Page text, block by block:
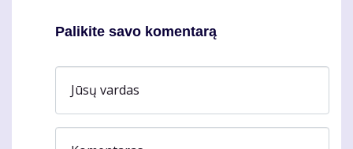
Palikite savo komentarą
Jūsų vardas